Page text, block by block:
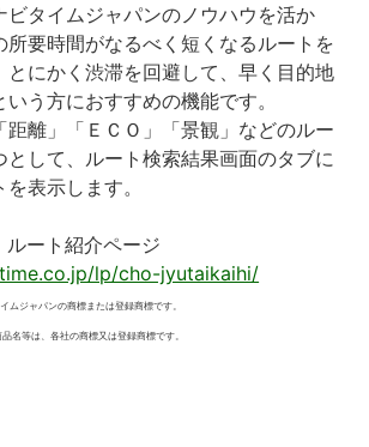
ビタイムジャパンのノウハウを活か
所要時間がなるべく短くなるルートを
とにかく渋滞を回避して、早く目的地
う方におすすめの機能です。
距離」「ＥＣＯ」「景観」などのルー
として、ルート検索結果画面のタブに
を表示します。
ート紹介ページ
lp/cho-jyutaikaihi/
ムジャパンの商標または登録商標です。
名等は、各社の商標又は登録商標です。